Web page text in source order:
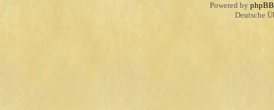
Powered by phpBB
Deutsche